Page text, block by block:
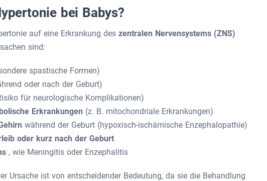
bei Babys?
auf eine Erkrankung des zentralen Nervensystems (ZNS)
sind:
spastische Formen)
oder nach der Geburt)
für neurologische Komplikationen)
Erkrankungen (z. B. mitochondriale Erkrankungen)
während der Geburt (hypoxisch-ischämische Enzephalopathie)
oder kurz nach der Geburt
, wie Meningitis oder Enzephalitis
Ursache ist von entscheidender Bedeutung, da sie die Behandlung